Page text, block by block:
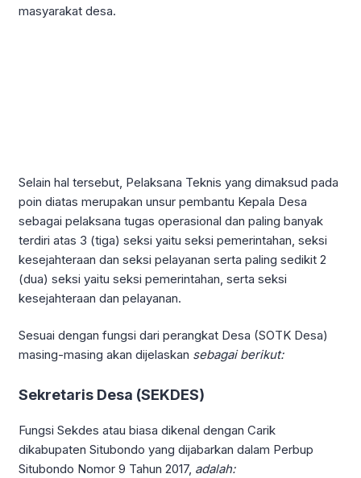
masyarakat desa.
Selain hal tersebut, Pelaksana Teknis yang dimaksud pada
poin diatas merupakan unsur pembantu Kepala Desa
sebagai pelaksana tugas operasional dan paling banyak
terdiri atas 3 (tiga) seksi yaitu seksi pemerintahan, seksi
kesejahteraan dan seksi pelayanan serta paling sedikit 2
(dua) seksi yaitu seksi pemerintahan, serta seksi
kesejahteraan dan pelayanan.
Sesuai dengan fungsi dari perangkat Desa (SOTK Desa)
masing-masing akan dijelaskan sebagai berikut:
Sekretaris Desa (SEKDES)
Fungsi Sekdes atau biasa dikenal dengan Carik
dikabupaten Situbondo yang dijabarkan dalam Perbup
Situbondo Nomor 9 Tahun 2017, adalah: